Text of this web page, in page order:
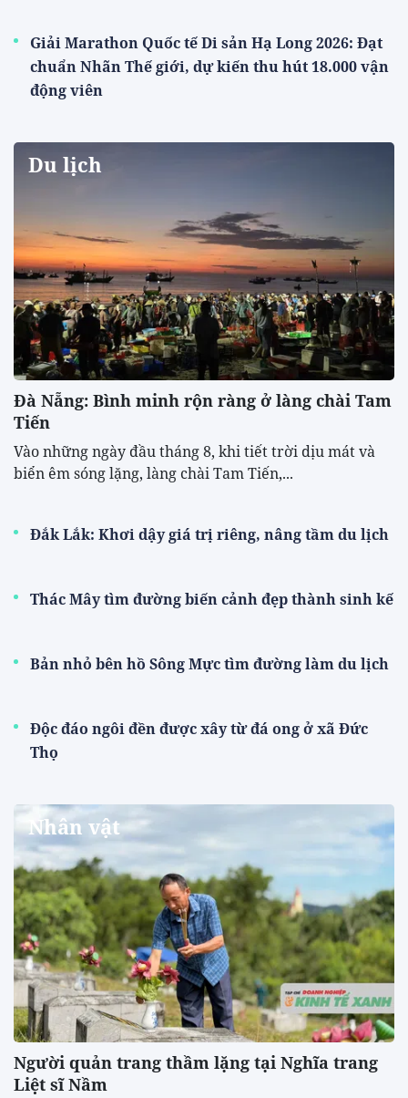
Giải Marathon Quốc tế Di sản Hạ Long 2026: Đạt
chuẩn Nhãn Thế giới, dự kiến thu hút 18.000 vận
động viên
Du lịch
Đà Nẵng: Bình minh rộn ràng ở làng chài Tam
Tiến
Vào những ngày đầu tháng 8, khi tiết trời dịu mát và
biển êm sóng lặng, làng chài Tam Tiến,...
Đắk Lắk: Khơi dậy giá trị riêng, nâng tầm du lịch
Thác Mây tìm đường biến cảnh đẹp thành sinh kế
Bản nhỏ bên hồ Sông Mực tìm đường làm du lịch
Độc đáo ngôi đền được xây từ đá ong ở xã Đức
Thọ
Nhân vật
Người quản trang thầm lặng tại Nghĩa trang
Liệt sĩ Nầm